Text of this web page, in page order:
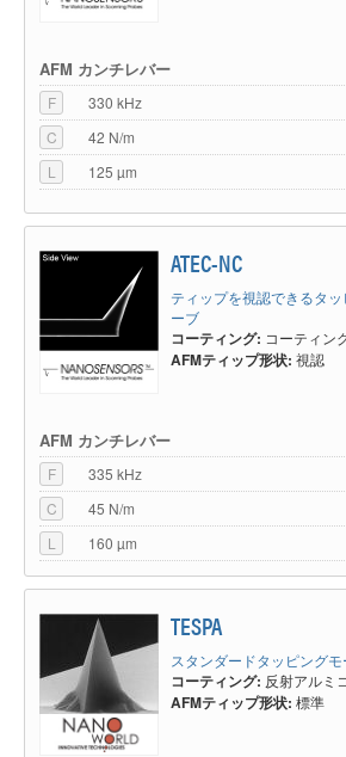
AFM カンチレバー
F
330 kHz
C
42 N/m
L
125 µm
ATEC-NC
ティップを視認できるタ
ーブ
コーティング: コーティン
AFMティップ形状: 視認
AFM カンチレバー
F
335 kHz
C
45 N/m
L
160 µm
TESPA
スタンダードタッピング
コーティング: 反射アルミ
AFMティップ形状: 標準